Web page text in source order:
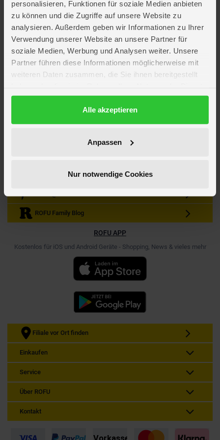
personalisieren, Funktionen für soziale Medien anbieten
zu können und die Zugriffe auf unsere Website zu
analysieren. Außerdem geben wir Informationen zu Ihrer
Verwendung unserer Website an unsere Partner für
soziale Medien, Werbung und Analysen weiter. Unsere
Partner führen diese Informationen möglicherweise mit
weiteren Daten zusammen, die Sie ihnen bereitgestellt
gesammelt haben.
DatenschutzerklärungAlle akzeptieren
Anpassen
Nur notwendige Cookies
Kein Angebot mehr verpassen
Zum Newsletter anmelden & Vorteile sichern
Anmelden
Gutscheine & Gewinnspiele
Neuheiten, Trends & Angebote
Werde unser Fan auf Facebook
ROFU Family Blog
ROFU APP
Kostenlos für iOS und Android Geräte - Shopping, News & vieles mehr
Filiale vor Ort finden
Einkaufen
Service
Über ROFU
Kontakt